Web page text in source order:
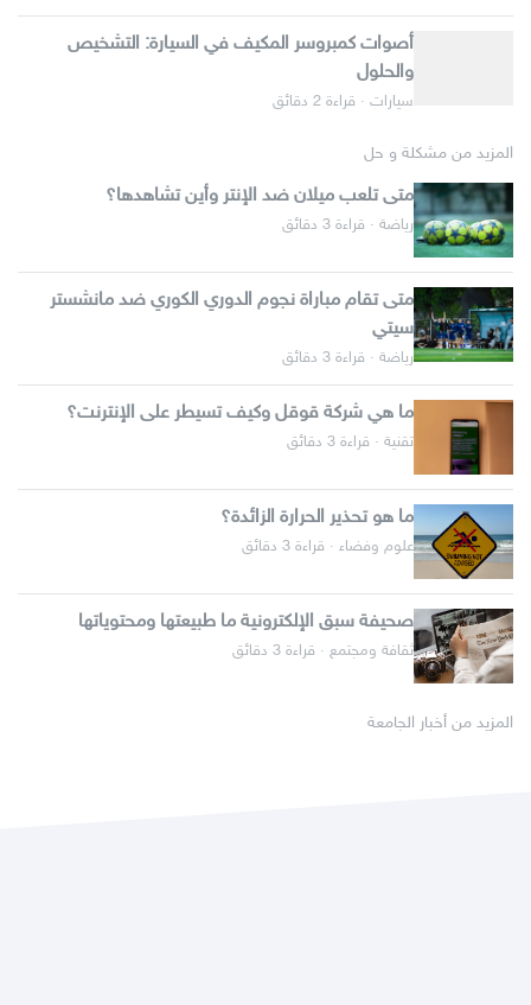
أصوات كمبروسر المكيف في السيارة: التشخيص
والحلول
سيارات · قراءة 2 دقائق
المزيد من مشكلة و حل
متى تلعب ميلان ضد الإنتر وأين تشاهدها؟
رياضة · قراءة 3 دقائق
متى تقام مباراة نجوم الدوري الكوري ضد مانشستر
سيتي
رياضة · قراءة 3 دقائق
ما هي شركة قوقل وكيف تسيطر على الإنترنت؟
تقنية · قراءة 3 دقائق
ما هو تحذير الحرارة الزائدة؟
علوم وفضاء · قراءة 3 دقائق
صحيفة سبق الإلكترونية ما طبيعتها ومحتوياتها
ثقافة ومجتمع · قراءة 3 دقائق
المزيد من أخبار الجامعة